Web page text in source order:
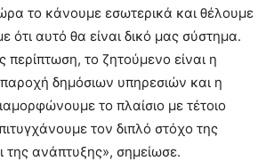
το κάνουμε εσωτερικά και θέλουμε
ότι αυτό θα είναι δικό μας σύστημα.
περίπτωση, το ζητούμενο είναι η
δημόσιων υπηρεσιών και η
το πλαίσιο με τέτοιο
τον διπλό στόχο της
της ανάπτυξης», σημείωσε.